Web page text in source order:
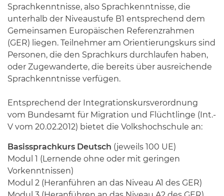
Sprachkenntnisse, also Sprachkenntnisse, die
unterhalb der Niveaustufe B1 entsprechend dem
Gemeinsamen Europäischen Referenzrahmen
(GER) liegen. Teilnehmer am Orientierungskurs sind
Personen, die den Sprachkurs durchlaufen haben,
oder Zugewanderte, die bereits über ausreichende
Sprachkenntnisse verfügen.
Entsprechend der Integrationskursverordnung
vom Bundesamt für Migration und Flüchtlinge (Int.-
V vom 20.02.2012) bietet die Volkshochschule an:
Basissprachkurs Deutsch (jeweils 100 UE)
Modul 1 (Lernende ohne oder mit geringen
Vorkenntnissen)
Modul 2 (Heranführen an das Niveau A1 des GER)